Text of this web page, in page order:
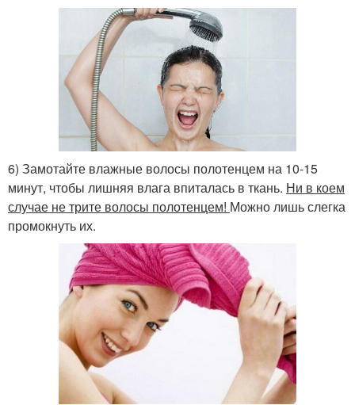
6) Замотайте влажные волосы полотенцем на 10-15
минут, чтобы лишняя влага впиталась в ткань. Ни в коем
случае не трите волосы полотенцем! Можно лишь слегка
промокнуть их.